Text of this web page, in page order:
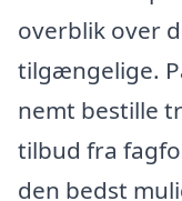
overblik over
tilgængelige.
nemt bestille
tilbud fra
den bedst